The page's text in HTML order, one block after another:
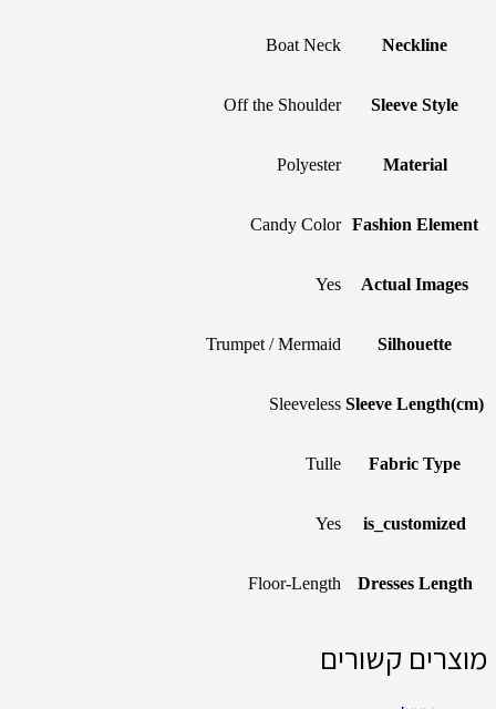
Neckline
Boat Neck
Sleeve Style
Off the Shoulder
Material
Polyester
Fashion Element
Candy Color
Actual Images
Yes
Silhouette
Trumpet / Mermaid
Sleeve Length(cm)
Sleeveless
Fabric Type
Tulle
is_customized
Yes
Dresses Length
Floor-Length
מוצרים קשורים